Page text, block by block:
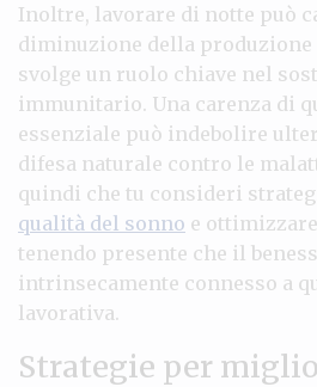
Inoltre, lavorare di notte può
diminuzione della produzione
svolge un ruolo chiave nel
immunitario. Una carenza di
essenziale può indebolire
difesa naturale contro le
quindi che tu consideri
qualità del sonno e
tenendo presente che il
intrinsecamente connesso a
lavorativa.
Strategie per